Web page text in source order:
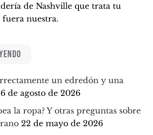
de Nashville que trata tu
nuestra.
un edredón y una
6 de agosto de 2026
la ropa? Y otras preguntas sobre
22 de mayo de 2026